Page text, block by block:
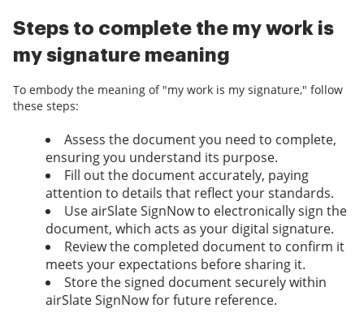
Steps to complete the my work is
my signature meaning
To embody the meaning of "my work is my signature," follow
these steps:
Assess the document you need to complete,
ensuring you understand its purpose.
Fill out the document accurately, paying
attention to details that reflect your standards.
Use airSlate SignNow to electronically sign the
document, which acts as your digital signature.
Review the completed document to confirm it
meets your expectations before sharing it.
Store the signed document securely within
airSlate SignNow for future reference.